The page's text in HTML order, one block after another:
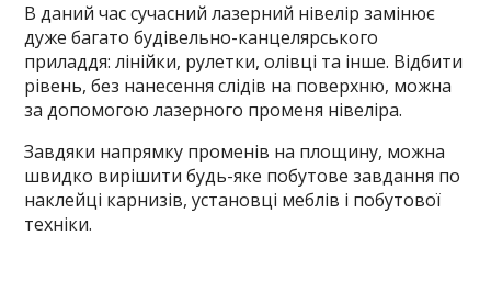
В даний час сучасний лазерний нівелір замінює
дуже багато будівельно-канцелярського
приладдя: лінійки, рулетки, олівці та інше. Відбити
рівень, без нанесення слідів на поверхню, можна
за допомогою лазерного променя нівеліра.
Завдяки напрямку променів на площину, можна
швидко вирішити будь-яке побутове завдання по
наклейці карнизів, установці меблів і побутової
техніки.